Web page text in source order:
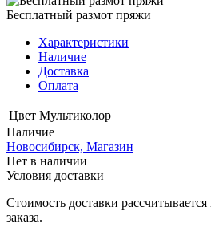
Бесплатный размот пряжи
Характеристики
Наличие
Доставка
Оплата
Цвет Мультиколор
Наличие
Новосибирск, Магазин
Нет в наличии
Условия доставки
Стоимость доставки
заказа.